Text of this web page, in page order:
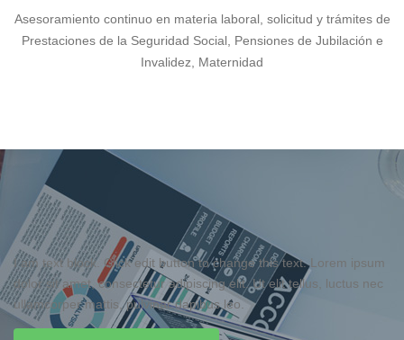
Asesoramiento continuo en materia laboral, solicitud y trámites de
Prestaciones de la Seguridad Social, Pensiones de Jubilación e
Invalidez, Maternidad
I am text block. Click edit button to change this text. Lorem ipsum
dolor sit amet, consectetur adipiscing elit. Ut elit tellus, luctus nec
ullamcorper mattis, pulvinar dapibus leo.